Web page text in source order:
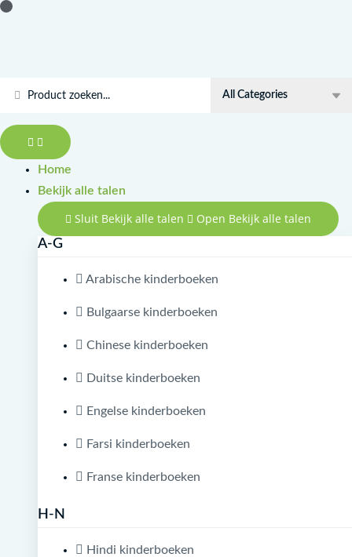
Doorgaan
Search
Home
Bekijk alle talen
Sluit Bekijk alle talen Open Bekijk alle talen
A-G
Arabische kinderboeken
Bulgaarse kinderboeken
Chinese kinderboeken
Duitse kinderboeken
Engelse kinderboeken
Farsi kinderboeken
Franse kinderboeken
H-N
Hindi kinderboeken
Kamyon